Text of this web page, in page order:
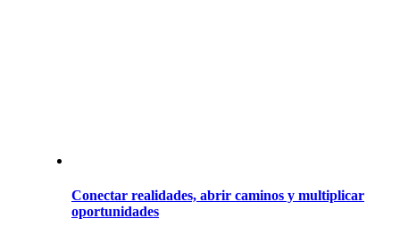
Conectar realidades, abrir caminos y multiplicar
oportunidades